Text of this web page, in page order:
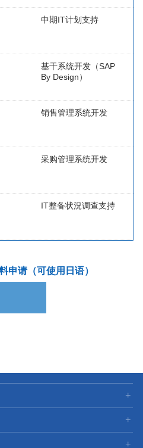
中期IT计划支持
基干系统开发（SAP
By Design）
销售管理系统开发
采购管理系统开发
IT整备状況调查支持
申请（可使用日语）